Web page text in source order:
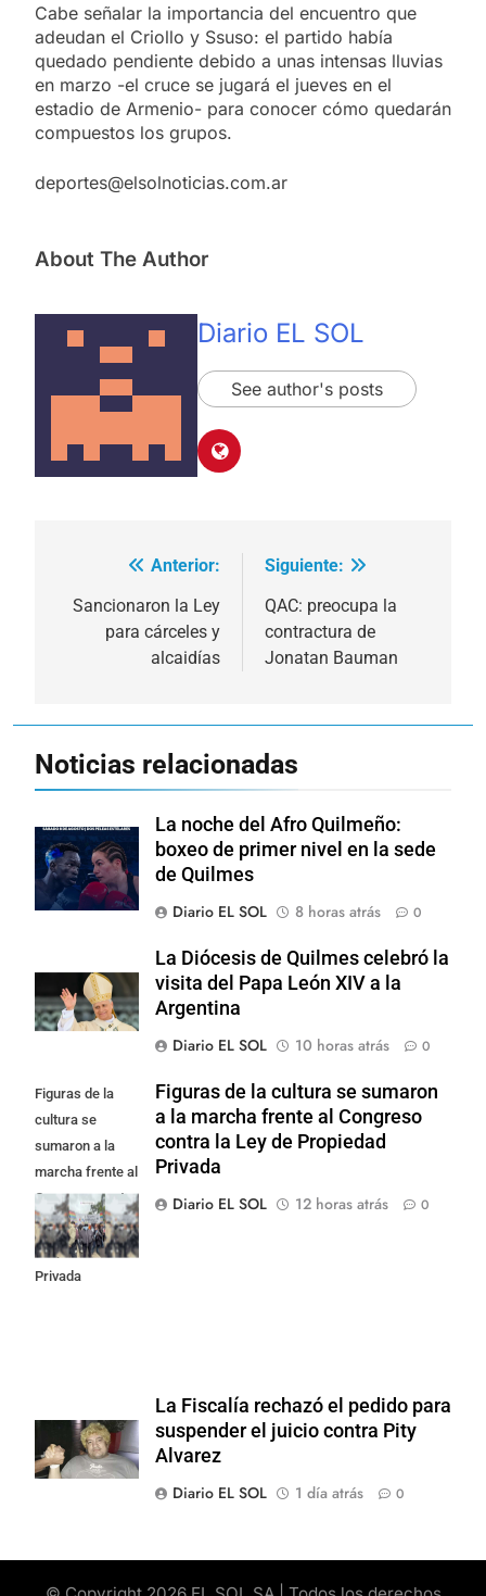
Cabe señalar la importancia del encuentro que
adeudan el Criollo y Ssuso: el partido había
quedado pendiente debido a unas intensas lluvias
en marzo -el cruce se jugará el jueves en el
estadio de Armenio- para conocer cómo quedarán
compuestos los grupos.
deportes@elsolnoticias.com.ar
About The Author
Diario EL SOL
See author's posts
Navegación
de
entradas
Anterior:
Sancionaron la Ley
para cárceles y
alcaidías
Siguiente:
QAC: preocupa la
contractura de
Jonatan Bauman
Noticias relacionadas
La noche del Afro Quilmeño:
boxeo de primer nivel en la sede
de Quilmes
Diario EL SOL
8 horas atrás 0
La Diócesis de Quilmes celebró la
visita del Papa León XIV a la
Argentina
Diario EL SOL
10 horas atrás 0
Figuras de la
cultura se
sumaron a la
marcha frente al
Congreso contra
la Ley de
Propiedad
Privada
Figuras de la cultura se sumaron
a la marcha frente al Congreso
contra la Ley de Propiedad
Privada
Diario EL SOL
12 horas atrás 0
La Fiscalía rechazó el pedido para
suspender el juicio contra Pity
Alvarez
Diario EL SOL
1 día atrás 0